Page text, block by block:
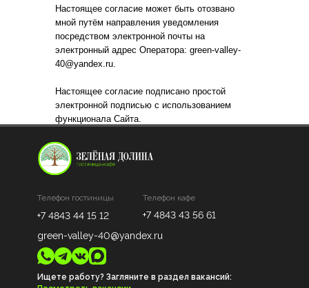
Настоящее согласие может быть отозвано
мной путём направления уведомления
посредством электронной почты на
электронный адрес Оператора: green-valley-
40@yandex.ru.
Настоящее согласие подписано простой
электронной подписью с использованием
функционала Сайта.
Ищете работу? Загляните в раздел вакансий:
+7 4843 44 15 12
green-valley-40@yandex.ru
+7 4843 43 56 61
Телефон гостиницы Телефон кафе